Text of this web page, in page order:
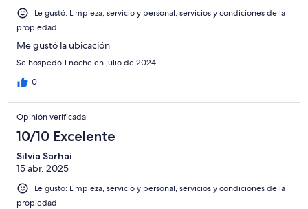
Le gustó: Limpieza, servicio y personal, servicios y condiciones de la
propiedad
Me gustó la ubicación
Se hospedó 1 noche en julio de 2024
0
Opinión verificada
10/10 Excelente
Silvia Sarhai
15 abr. 2025
Le gustó: Limpieza, servicio y personal, servicios y condiciones de la
propiedad